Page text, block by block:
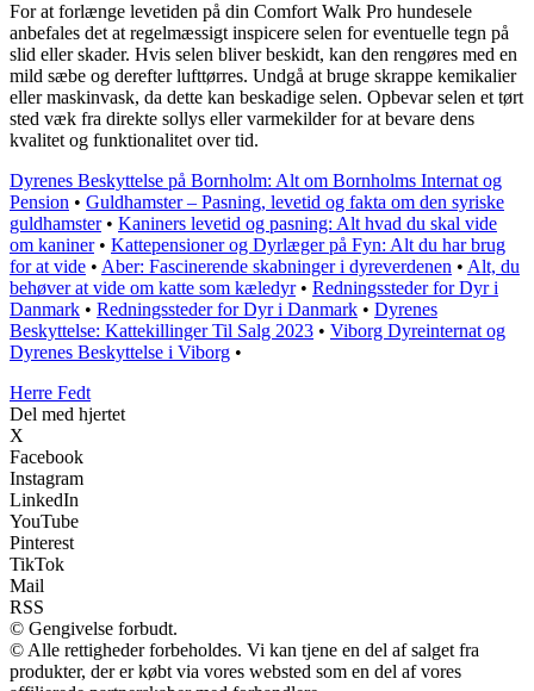
For at forlænge levetiden på din Comfort Walk Pro hundesele
anbefales det at regelmæssigt inspicere selen for eventuelle tegn på
slid eller skader. Hvis selen bliver beskidt, kan den rengøres med en
mild sæbe og derefter lufttørres. Undgå at bruge skrappe kemikalier
eller maskinvask, da dette kan beskadige selen. Opbevar selen et tørt
sted væk fra direkte sollys eller varmekilder for at bevare dens
kvalitet og funktionalitet over tid.
Dyrenes Beskyttelse på Bornholm: Alt om Bornholms Internat og
Pension • Guldhamster – Pasning, levetid og fakta om den syriske
guldhamster• Kaniners levetid og pasning: Alt hvad du skal vide
om kaniner• Kattepensioner og Dyrlæger på Fyn: Alt du har brug
for at vide • Aber: Fascinerende skabninger i dyreverdenen • Alt, du
behøver at vide om katte som kæledyr• Redningssteder for Dyr i
Danmark • Redningssteder for Dyr i Danmark • Dyrenes
Beskyttelse: Kattekillinger Til Salg 2023 • Viborg Dyreinternat og
Dyrenes Beskyttelse i Viborg •
Herre Fedt
Del med hjertet
X
Facebook
Instagram
LinkedIn
YouTube
Pinterest
TikTok
Mail
RSS
© Gengivelse forbudt.
© Alle rettigheder forbeholdes. Vi kan tjene en del af salget fra
produkter, der er købt via vores websted som en del af vores